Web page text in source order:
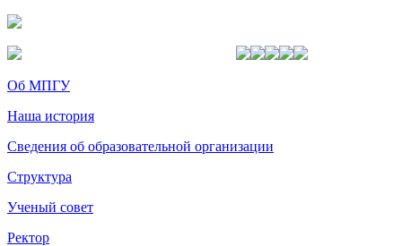
Об МПГУ
Наша история
Сведения об образовательной организации
Структура
Ученый совет
Ректор